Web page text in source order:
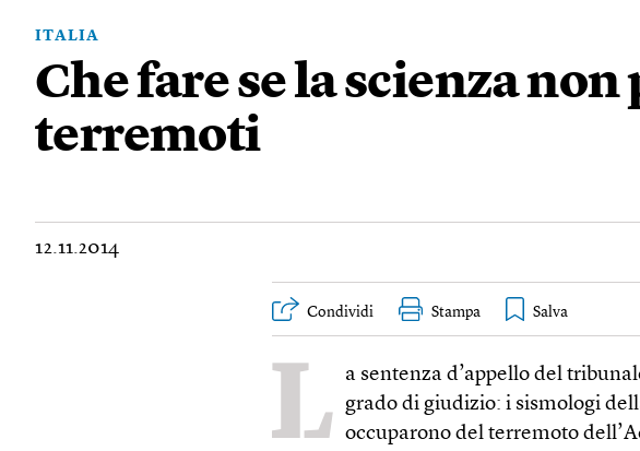
ITALIA
Che fare se la scienza non
terremoti
12.11.2014
Condividi Stampa
L
a sentenza d’appello del
grado di giudizio: i sismologi
occuparono del terremoto